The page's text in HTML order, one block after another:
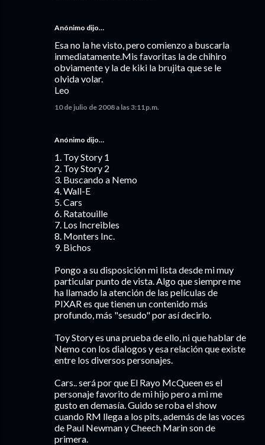
Anónimo dijo…
Esa no la he visto, pero comienzo a buscarla
inmediatamente.Mis favoritas la de chihiro
obviamente y la de kiki la brujita que se le
olvida volar.
Leo
10 de julio de 2008 a las 3:11 p.m.
Anónimo dijo…
1. Toy Story 1
2. Toy Story 2
3. Buscando a Nemo
4. Wall-E
5. Cars
6. Ratatouille
7. Los Increibles
8. Monters Inc.
9. Bichos
Pongo a su disposición mi lista desde mi muy
particular punto de vista. Algo que siempre me
ha llamado la atención de las películas de
PIXAR es que tienen un contenido más
profundo, más "sesudo" por así decirlo.
Toy Story es una prueba de ello, ni que hablar de
Nemo con los dialogos y esa relación que existe
entre los diversos personajes.
Cars.. será por que El Rayo McQueen es el
personaje favorito de mi hijo pero a mi me
gusto en demasía. Guido se roba el show
cuando RM llega a los pits, además de las voces
de Paul Newman y Cheech Marin son de
primera.